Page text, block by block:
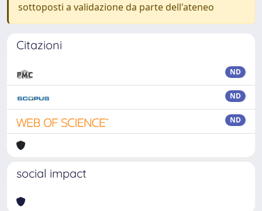
sottoposti a validazione da parte dell'ateneo
Citazioni
ND
ND
ND
social impact